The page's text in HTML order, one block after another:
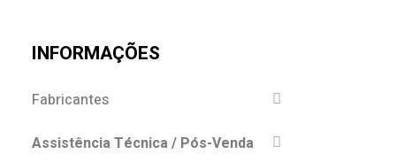
INFORMAÇÕES
Fabricantes
Assistência Técnica / Pós-Venda